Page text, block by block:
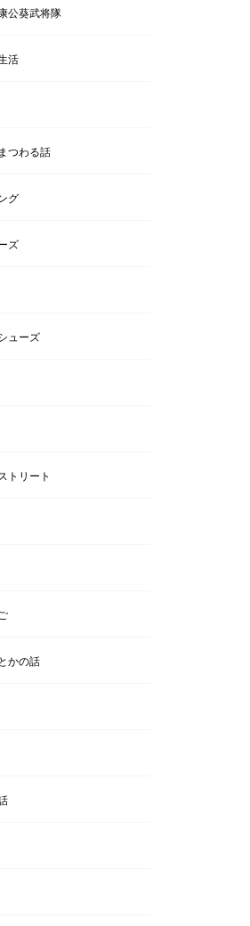
公葵武将隊
活
つわる話
グ
ズ
ューズ
トリート
かの話